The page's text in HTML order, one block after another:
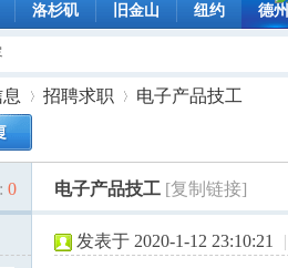
洛杉矶 旧金山 纽约 德州
招聘求职
›
电子产品技工
0 电子产品技工 [复制链接]
发表于 2020-1-12 23:10:21 |